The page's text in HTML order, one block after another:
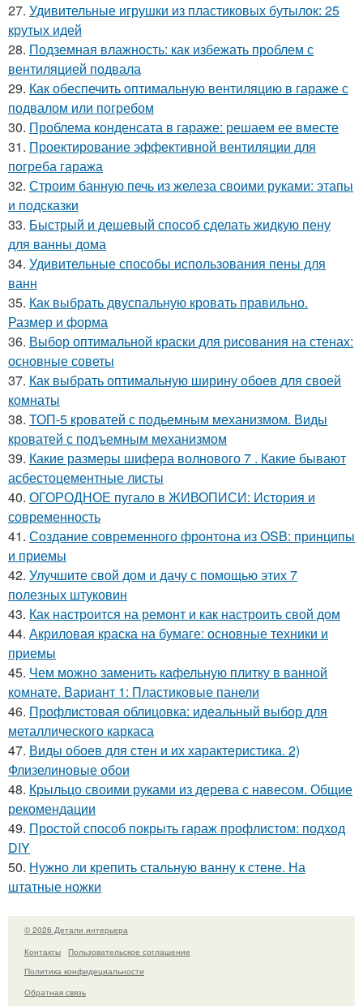
27. Удивительные игрушки из пластиковых бутылок: 25
крутых идей
28. Подземная влажность: как избежать проблем с
вентиляцией подвала
29. Как обеспечить оптимальную вентиляцию в гараже с
подвалом или погребом
30. Проблема конденсата в гараже: решаем ее вместе
31. Проектирование эффективной вентиляции для
погреба гаража
32. Строим банную печь из железа своими руками: этапы
и подсказки
33. Быстрый и дешевый способ сделать жидкую пену
для ванны дома
34. Удивительные способы использования пены для
ванн
35. Как выбрать двуспальную кровать правильно.
Размер и форма
36. Выбор оптимальной краски для рисования на стенах:
основные советы
37. Как выбрать оптимальную ширину обоев для своей
комнаты
38. ТОП-5 кроватей с подьемным механизмом. Виды
кроватей с подъемным механизмом
39. Какие размеры шифера волнового 7 . Какие бывают
асбестоцементные листы
40. ОГОРОДНОЕ пугало в ЖИВОПИСИ: История и
современность
41. Создание современного фронтона из OSB: принципы
и приемы
42. Улучшите свой дом и дачу с помощью этих 7
полезных штуковин
43. Как настроится на ремонт и как настроить свой дом
44. Акриловая краска на бумаге: основные техники и
приемы
45. Чем можно заменить кафельную плитку в ванной
комнате. Вариант 1: Пластиковые панели
46. Профлистовая облицовка: идеальный выбор для
металлического каркаса
47. Виды обоев для стен и их характеристика. 2)
Флизелиновые обои
48. Крыльцо своими руками из дерева с навесом. Общие
рекомендации
49. Простой способ покрыть гараж профлистом: подход
DIY
50. Нужно ли крепить стальную ванну к стене. На
штатные ножки
© 2026 Детали интерьера
Контакты
Пользовательское соглашение
Политика конфидециальности
Обратная связь